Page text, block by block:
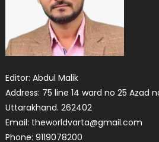
Editor: Abdul Malik
Address: 75 line 14 ward no 25 Azad
Uttarakhand. 262402
Email: theworldvarta@gmail.com
Phone: 9119078200